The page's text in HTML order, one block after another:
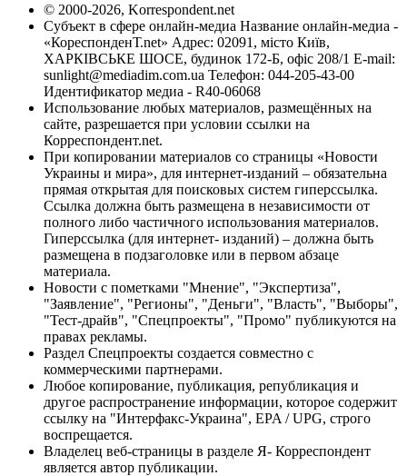
© 2000-2026, Korrespondent.net
Субъект в сфере онлайн-медиа Название онлайн-медиа -
«КореспонденТ.net» Адрес: 02091, місто Київ,
ХАРКІВСЬКЕ ШОСЕ, будинок 172-Б, офіс 208/1 E-mail:
sunlight@mediadim.com.ua Телефон: 044-205-43-00
Идентификатор медиа - R40-06068
Использование любых материалов, размещённых на
сайте, разрешается при условии ссылки на
Корреспондент.net.
При копировании материалов со страницы «Новости
Украины и мира», для интернет-изданий – обязательна
прямая открытая для поисковых систем гиперссылка.
Ссылка должна быть размещена в независимости от
полного либо частичного использования материалов.
Гиперссылка (для интернет- изданий) – должна быть
размещена в подзаголовке или в первом абзаце
материала.
Новости с пометками "Мнение", "Экспертиза",
"Заявление", "Регионы", "Деньги", "Власть", "Выборы",
"Тест-драйв", "Спецпроекты", "Промо" публикуются на
правах рекламы.
Раздел Спецпроекты создается совместно с
коммерческими партнерами.
Любое копирование, публикация, републикация и
другое распространение информации, которое содержит
ссылку на "Интерфакс-Украина", EPA / UPG, строго
воспрещается.
Владелец веб-страницы в разделе Я- Корреспондент
является автор публикации.